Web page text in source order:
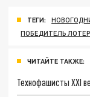
ТЕГИ:
ПОБЕДИТЕЛЬ
ЧИТАЙТЕ ТАКЖЕ:
Технофашисты XXI